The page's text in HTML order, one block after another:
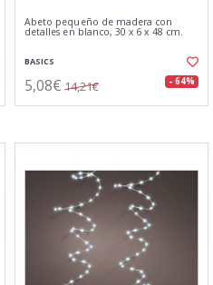
Abeto pequeño de madera con
detalles en blanco, 30 x 6 x 48 cm.
BASICS
5,08€ 14,21€ - 64%